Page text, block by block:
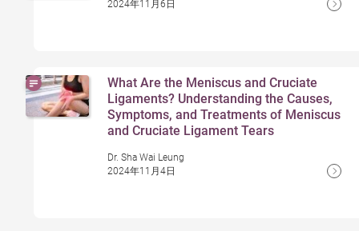
2024年11月6日
What Are the Meniscus and Cruciate
Ligaments? Understanding the Causes,
Symptoms, and Treatments of Meniscus
and Cruciate Ligament Tears
Dr. Sha Wai Leung
2024年11月4日